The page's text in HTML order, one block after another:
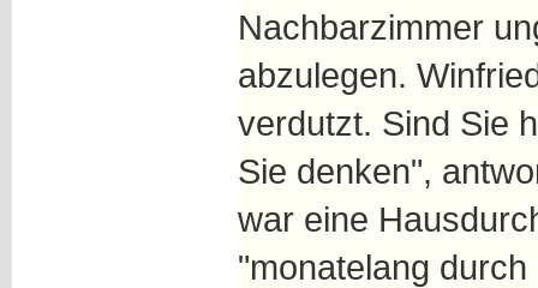
Nachbarzimmer
abzulegen.
verdutzt. Sind Sie
Sie denken",
war eine
"monatelang